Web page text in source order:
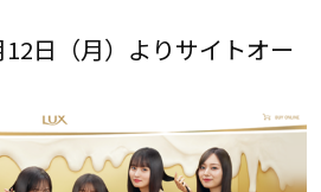
日（月）よりサイトオー